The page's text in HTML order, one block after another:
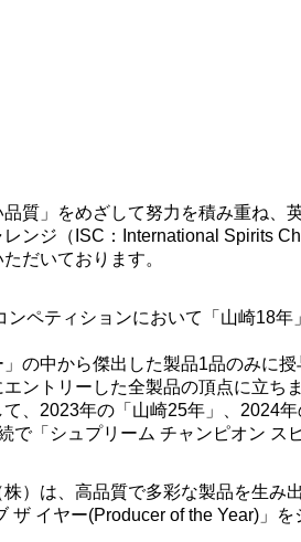
質」をめざして努力を積み重ね
ンジ（ISC：International Spirits
だいております。
ンペティションにおいて「山崎18
の中から傑出した製品1品のみに
ントリーした全製品の頂点に立ちま
て、2023年の「山崎25年」、2024
で「シュプリーム チャンピオン
）は、高品質で多彩な製品を生み
ザ イヤー(Producer of the Year)」